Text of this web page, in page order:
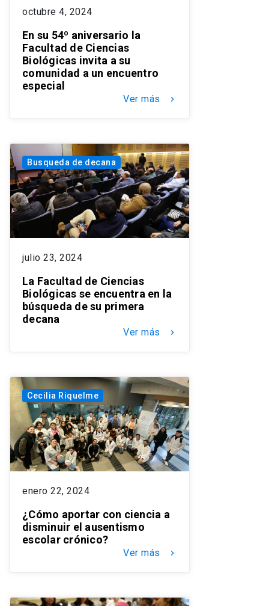
octubre 4, 2024
En su 54º aniversario la
Facultad de Ciencias
Biológicas invita a su
comunidad a un encuentro
especial
Ver más keyboard_arrow_right
Busqueda de decana
julio 23, 2024
La Facultad de Ciencias
Biológicas se encuentra en la
búsqueda de su primera
decana
Ver más keyboard_arrow_right
Cecilia Riquelme
enero 22, 2024
¿Cómo aportar con ciencia a
disminuir el ausentismo
escolar crónico?
Ver más keyboard_arrow_right